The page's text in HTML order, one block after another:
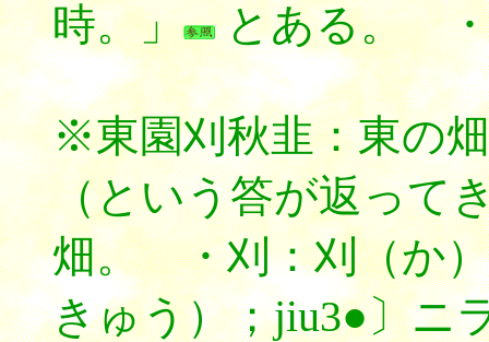
時。」
とある。 ・
※東園刈秋韭：東の
（という答が返って
畑。 ・刈：刈（か
きゅう）；jiu3●〕ニ